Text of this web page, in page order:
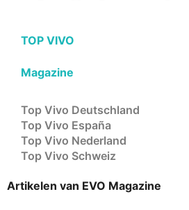
TOP VIVO
Magazine
Top Vivo Deutschland
Top Vivo España
Top Vivo Nederland
Top Vivo Schweiz
Artikelen van EVO Magazine